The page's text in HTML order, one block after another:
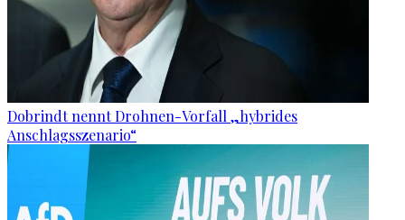
Dobrindt nennt Drohnen-Vorfall „hybrides
Anschlagsszenario“